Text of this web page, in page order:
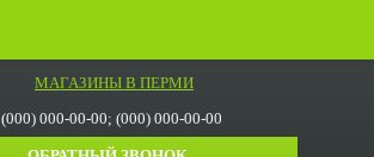
МАГАЗИНЫ В ПЕРМИ
(000) 000-00-00; (000) 000-00-00